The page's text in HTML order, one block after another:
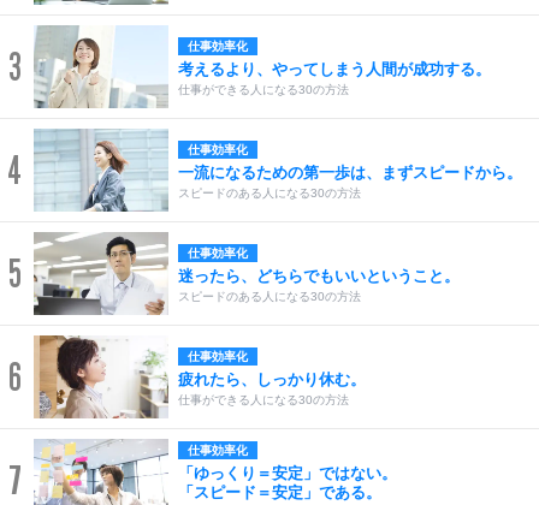
3 仕事効率化
考えるより、やってしまう人間が成功する。
仕事ができる人になる30の方法
4 仕事効率化
一流になるための第一歩は、まずスピードから。
スピードのある人になる30の方法
5 仕事効率化
迷ったら、どちらでもいいということ。
スピードのある人になる30の方法
6 仕事効率化
疲れたら、しっかり休む。
仕事ができる人になる30の方法
7
仕事効率化
「ゆっくり＝安定」ではない。
「スピード＝安定」である。